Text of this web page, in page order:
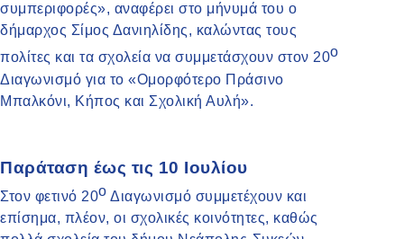
συμπεριφορές», αναφέρει στο μήνυμά του ο
δήμαρχος Σίμος Δανιηλίδης, καλώντας τους
πολίτες και τα σχολεία να συμμετάσχουν στον 20ο
Διαγωνισμό για το «Ομορφότερο Πράσινο
Μπαλκόνι, Κήπος και Σχολική Αυλή».
Παράταση έως τις 10 Ιουλίου
Στον φετινό 20ο Διαγωνισμό συμμετέχουν και
επίσημα, πλέον, οι σχολικές κοινότητες, καθώς